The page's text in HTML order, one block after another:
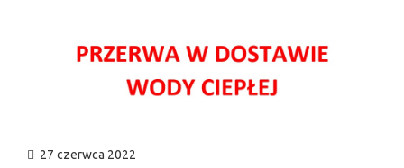
27 czerwca 2022